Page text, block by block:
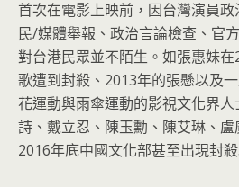
首次在電影上映前，因台灣演員
民/媒體舉報、政治言論檢查、官
對台港民眾並不陌生。如張惠妹
歌遭到封殺、2013年的張懸以及
花運動與雨傘運動的影視文化界
詩、戴立忍、陳玉勳、陳艾琳、
2016年底中國文化部甚至出現封